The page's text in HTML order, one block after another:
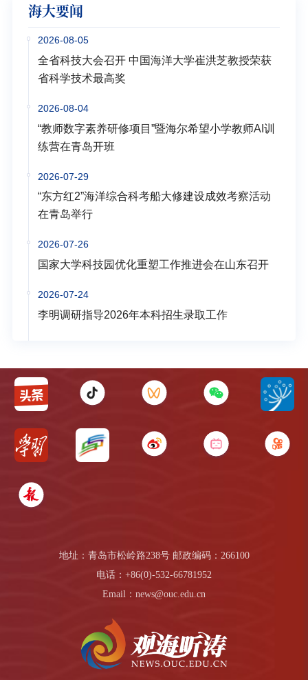
海大要闻
2026-08-05
全省科技大会召开 中国海洋大学崔洪芝教授荣获
省科学技术最高奖
2026-08-04
“教师数字素养研修项目”暨海尔希望小学教师AI训
练营在青岛开班
2026-07-29
“东方红2”海洋综合科考船大修建设成效考察活动
在青岛举行
2026-07-26
国家大学科技园优化重塑工作推进会在山东召开
2026-07-24
李明调研指导2026年本科招生录取工作
地址：青岛市松岭路238号 邮政编码：266100
电话：+86(0)-532-66781952
Email：news@ouc.edu.cn